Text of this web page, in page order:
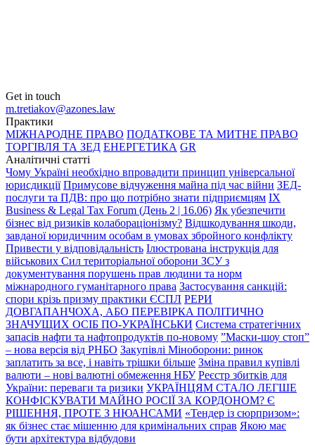
Get in touch
m.tretiakov@azones.law
Практики
МІЖНАРОДНЕ ПРАВО ПОДАТКОВЕ ТА МИТНЕ ПРАВО
ТОРГІВЛЯ ТА ЗЕД ЕНЕРГЕТИКА GR
Аналітичні статті
Чому Україні необхідно впровадити принцип універсальної
юрисдикції Примусове відчуження майна під час війни ЗЕД-
послуги та ПДВ: про що потрібно знати підприємцям IX
Business & Legal Tax Forum (День 2 | 16.06) Як убезпечити
бізнес від ризиків колабораціонізму? Відшкодування шкоди,
завданої юридичним особам в умовах збройного конфлікту
Привести у відповідальність Ілюстрована інструкція для
військових Сил територіальної оборони ЗСУ з
документування порушень прав людини та норм
міжнародного гуманітарного права Застосування санкцій:
спори крізь призму практики ЄСПЛ PEPИ
ДОВГАПАНЧОХА, АБО ПЕРЕВІРКА ПОЛІТИЧНО
ЗНАЧУЩИХ ОСІБ ПО-УКРАЇНСЬКИ Система стратегічних
запасів нафти та нафтопродуктів по-новому ”Маски-шоу стоп”
– нова версія від РНБО Закупівлі Міноборони: ринок
заплатить за все, і навіть трішки більше Зміна правил купівлі
валюти – нові валютні обмеження НБУ Реєстр збитків для
України: переваги та ризики УКРАЇНЦЯМ СТАЛО ЛЕГШЕ
КОНФІСКУВАТИ МАЙНО РОСІЇ ЗА КОРДОНОМ? Є
РІШЕННЯ, ПРОТЕ З НЮАНСАМИ «Тендер із сюрпризом»:
як бізнес стає мішенню для кримінальних справ Якою має
бути архітектура відбудови